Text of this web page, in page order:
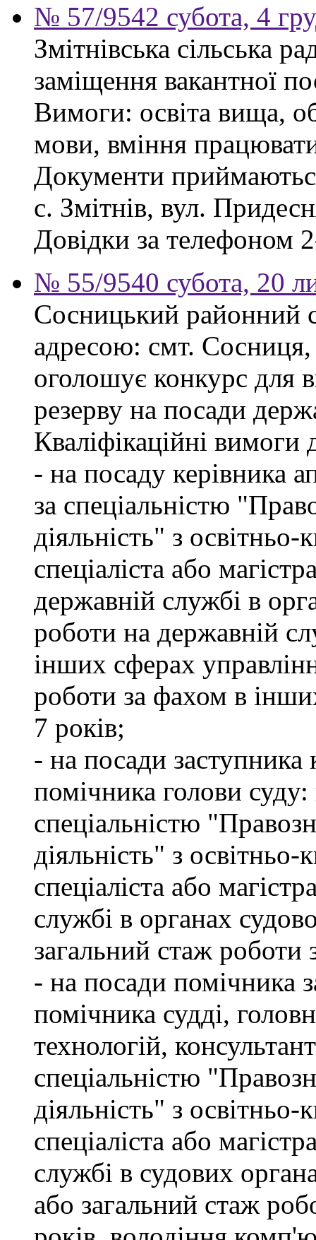
№ 57/9542 субота, 4
Змітнівська сільська
заміщення вакантної
Вимоги: освіта вища,
мови, вміння
Документи
с. Змітнів, вул.
Довідки за телефоном
№ 55/9540 субота, 20
Сосницький районний
адресою: смт. Сосниця,
оголошує конкурс для
резерву на посади
Кваліфікаційні вимоги
- на посаду керівника
за спеціальністю
діяльність" з
спеціаліста або
державній службі в
роботи на державній
інших сферах
роботи за фахом в
7 років;
- на посади заступника
помічника голови
спеціальністю
діяльність" з
спеціаліста або
службі в органах
загальний стаж
- на посади помічника
помічника судді,
технологій,
спеціальністю
діяльність" з
спеціаліста або
службі в судових
або загальний стаж